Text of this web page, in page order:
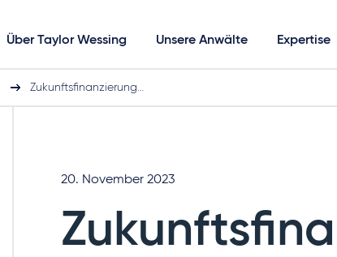
Über Taylor Wessing Unsere Anwälte Expertise
Zukunftsfinanzierung…
20. November 2023